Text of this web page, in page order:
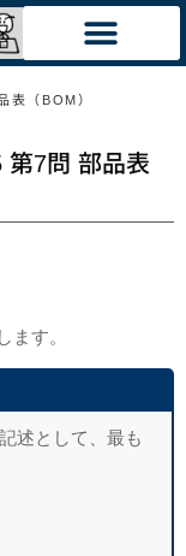
表（BOM）
第7問 部品表
ます。
述として、最も